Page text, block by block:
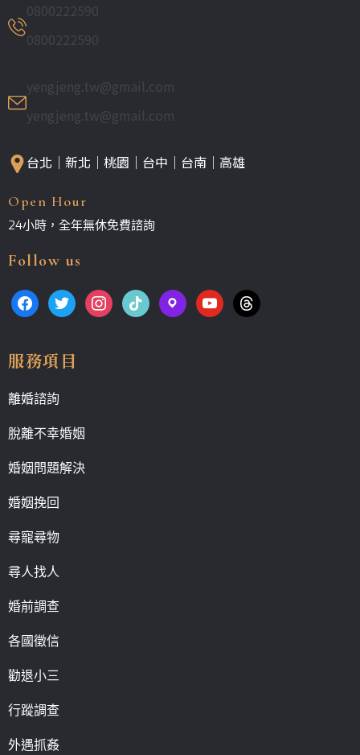
0800222590
0800222590
yengjeng.tw@gmail.com
yengjeng.tw@gmail.com
台北｜新北｜桃園｜台中｜台南｜高雄
Open Hour
24小時，全年無休免費諮詢
Follow us
服務項目
離婚諮詢
脫離不幸婚姻
婚姻問題解決
婚姻挽回
尋寵尋物
尋人找人
婚前調查
各國徵信
勸退小三
行蹤調查
外遇抓姦